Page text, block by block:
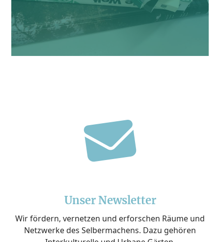
fas
fa-
envelope
Unser Newsletter
Wir fördern, vernetzen und erforschen Räume und
Netzwerke des Selbermachens. Dazu gehören